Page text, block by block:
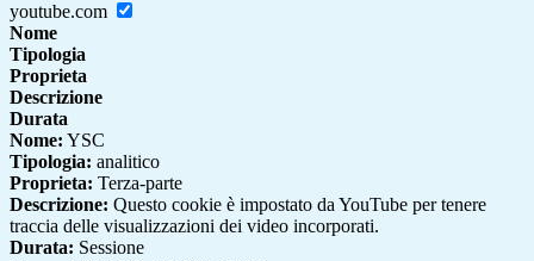
youtube.com
Nome
Tipologia
Proprieta
Descrizione
Durata
Nome: YSC
Tipologia: analitico
Proprieta: Terza-parte
Descrizione: Questo cookie è impostato da YouTube per tenere
traccia delle visualizzazioni dei video incorporati.
Durata: Sessione